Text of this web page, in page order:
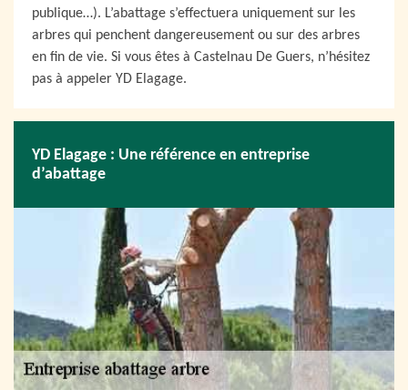
publique…). L’abattage s’effectuera uniquement sur les
arbres qui penchent dangereusement ou sur des arbres
en fin de vie. Si vous êtes à Castelnau De Guers, n’hésitez
pas à appeler YD Elagage.
YD Elagage : Une référence en entreprise
d’abattage